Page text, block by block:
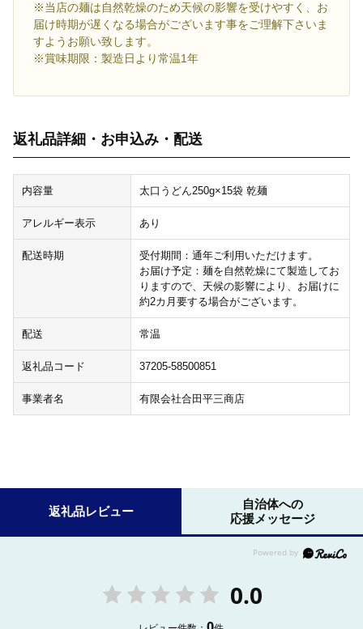
※当店の麺は自然乾燥のため天候の影響を受けやすく、お
届け時期が遅くなる場合がございます事をご理解下さいま
すようお願い致します。
※賞味期限：製造日より常温1年
返礼品詳細・お申込み・配送
内容量 太口うどん250g×15袋 乾麺
アレルギー表示 あり
配送時期
受付期間：通年ご利用いただけます。
お届け予定：麺を自然乾燥にて製造してお
りますので、天候の影響により、お届けに
約2カ月要する場合がございます。
配送 常温
返礼品コード 37205-58500851
事業者名 有限会社合田平三商店
返礼品レビュー
自治体への
応援メッセージ
0.0